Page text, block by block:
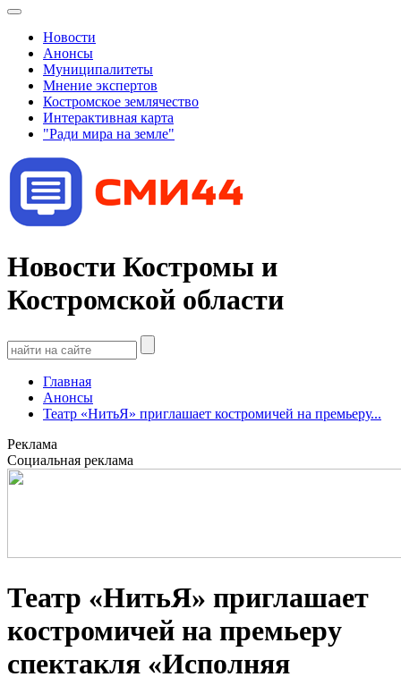
Новости
Анонсы
Муниципалитеты
Мнение экспертов
Костромское землячество
Интерактивная карта
"Ради мира на земле"
Новости Костромы и
Костромской области
Главная
Анонсы
Театр «НитьЯ» приглашает костромичей на премьеру...
Реклама
Социальная реклама
Театр «НитьЯ» приглашает
костромичей на премьеру
спектакля «Исполняя